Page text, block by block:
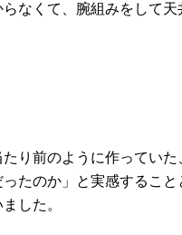
なくて、腕組みをして天
り前のように作っていた
ったのか」と実感するこ
した。